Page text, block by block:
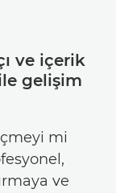
ve içerik
gelişim
mi
ve